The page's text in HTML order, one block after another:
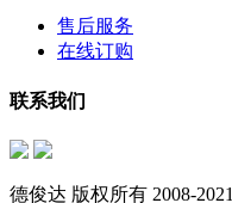
售后服务
在线订购
联系我们
德俊达 版权所有 2008-2021